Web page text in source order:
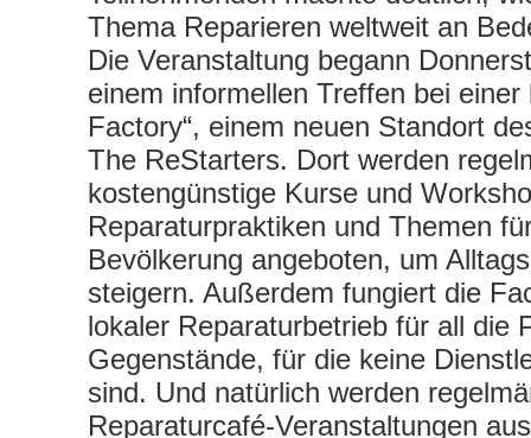
Thema Reparieren weltweit an
Die Veranstaltung begann
einem informellen Treffen bei einer
Factory“, einem neuen Standort
The ReStarters. Dort werden
kostengünstige Kurse und
Reparaturpraktiken und Themen
Bevölkerung angeboten, um
steigern. Außerdem fungiert die
lokaler Reparaturbetrieb für all die
Gegenstände, für die keine
sind. Und natürlich werden
Reparaturcafé-Veranstaltungen